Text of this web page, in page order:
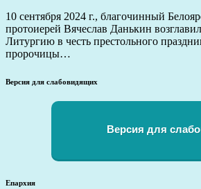
10 сентября 2024 г., благочинный
протоиерей Вячеслав Данькин
Литургию в честь престольного
пророчицы…
Версия для слабовидящих
Версия для
Епархия